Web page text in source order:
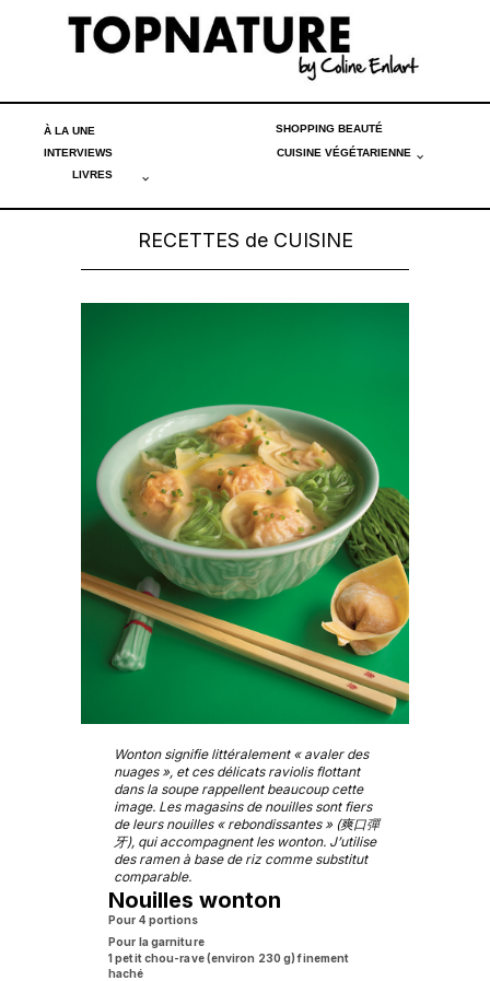
À LA UNE SHOPPING BEAUTÉ
INTERVIEWS
CUISINE VÉGÉTARIENNE
LIVRES
RECETTES de CUISINE
Wonton signifie littéralement « avaler des
nuages », et ces délicats raviolis flottant
dans la soupe rappellent beaucoup cette
image. Les magasins de nouilles sont fiers
de leurs nouilles « rebondissantes » (爽口彈
牙), qui accompagnent les wonton. J’utilise
des ramen à base de riz comme substitut
comparable.
Nouilles wonton
Pour 4 portions
Pour la garniture
1 petit chou-rave (environ 230 g) finement
haché